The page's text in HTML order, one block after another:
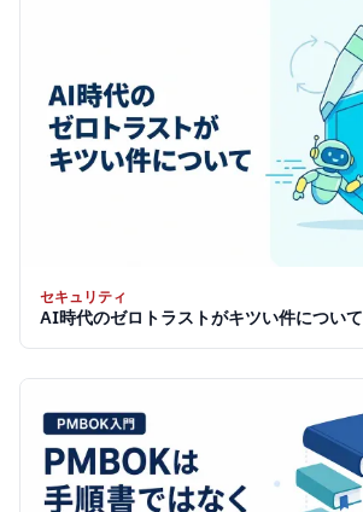
セキュリティ
AI時代のゼロトラストがキツい件について